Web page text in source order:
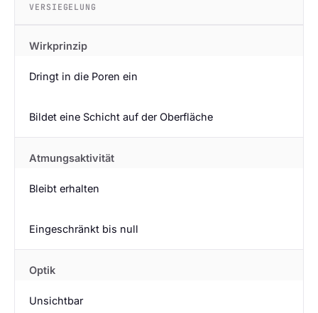
VERSIEGELUNG
Wirkprinzip
Dringt in die Poren ein
Bildet eine Schicht auf der Oberfläche
Atmungsaktivität
Bleibt erhalten
Eingeschränkt bis null
Optik
Unsichtbar